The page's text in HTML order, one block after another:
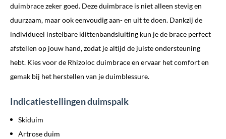
duimbrace zeker goed. Deze duimbrace is niet alleen stevig en
duurzaam, maar ook eenvoudig aan- en uit te doen. Dankzij de
individueel instelbare klittenbandsluiting kun je de brace perfect
afstellen op jouw hand, zodat je altijd de juiste ondersteuning
hebt. Kies voor de Rhizoloc duimbrace en ervaar het comfort en
gemak bij het herstellen van je duimblessure.
Indicatiestellingen duimspalk
Skiduim
Artrose duim